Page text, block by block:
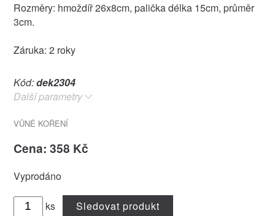
Rozměry: hmoždíř 26x8cm, palička délka 15cm, průměr
3cm.
Záruka: 2 roky
Kód:dek2304
Další parametry
VŮNĚ KOŘENÍ
Cena: 358 Kč
Vyprodáno
ks Sledovat produkt